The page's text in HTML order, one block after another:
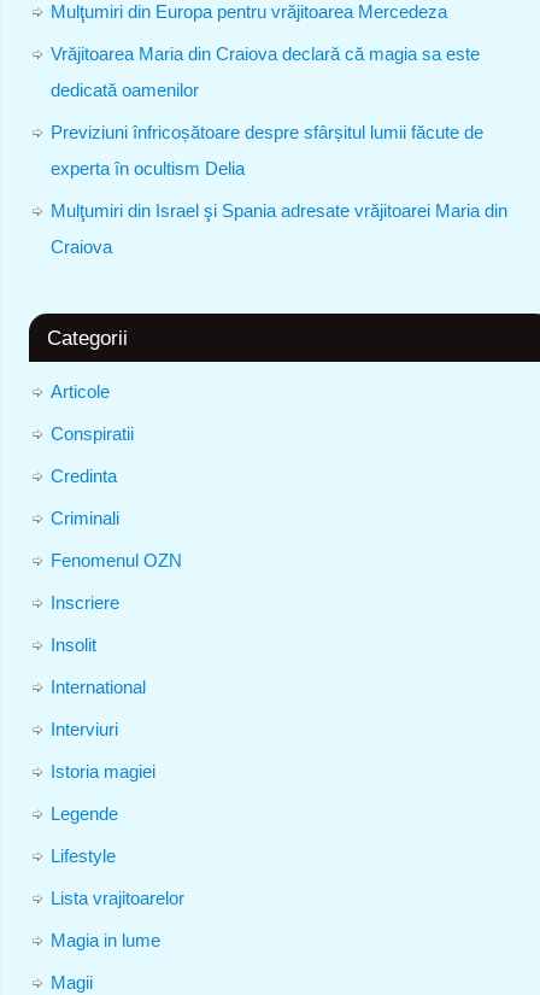
Mulţumiri din Europa pentru vrăjitoarea Mercedeza
Vrăjitoarea Maria din Craiova declară că magia sa este
dedicată oamenilor
Previziuni înfricoșătoare despre sfârșitul lumii făcute de
experta în ocultism Delia
Mulţumiri din Israel şi Spania adresate vrăjitoarei Maria din
Craiova
Categorii
Articole
Conspiratii
Credinta
Criminali
Fenomenul OZN
Inscriere
Insolit
International
Interviuri
Istoria magiei
Legende
Lifestyle
Lista vrajitoarelor
Magia in lume
Magii